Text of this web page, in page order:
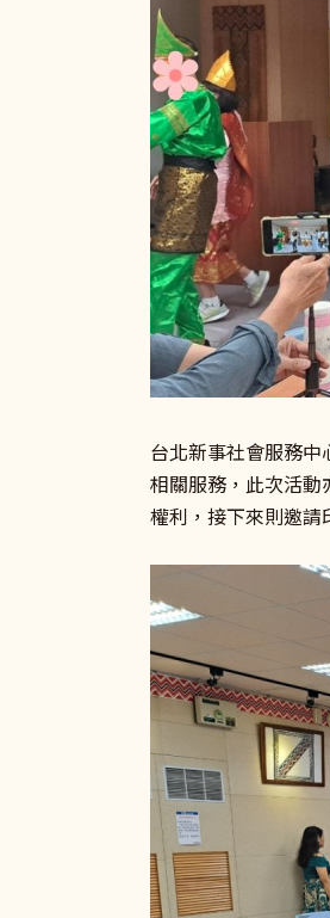
台北新事社會服務
相關服務，此次活
權利，接下來則邀請